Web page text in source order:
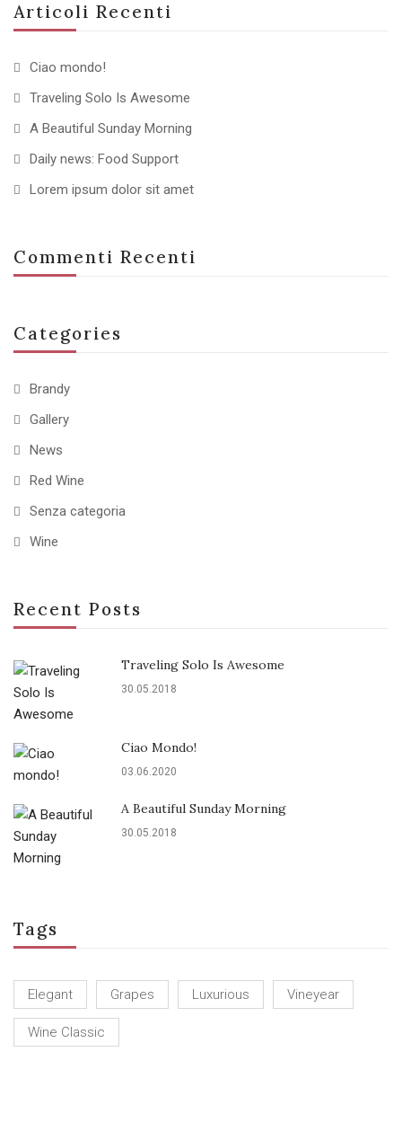
Articoli Recenti
Ciao mondo!
Traveling Solo Is Awesome
A Beautiful Sunday Morning
Daily news: Food Support
Lorem ipsum dolor sit amet
Commenti Recenti
Categories
Brandy
Gallery
News
Red Wine
Senza categoria
Wine
Recent Posts
Traveling Solo Is Awesome
30.05.2018
Ciao Mondo!
03.06.2020
A Beautiful Sunday Morning
30.05.2018
Tags
Elegant Grapes Luxurious Vineyear
Wine Classic